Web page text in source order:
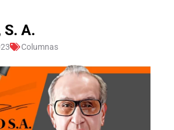
S. A.
Columnas